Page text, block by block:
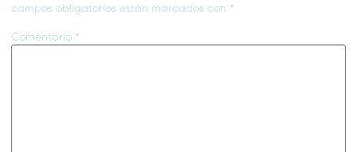
campos obligatorios están marcados con *
Comentario *